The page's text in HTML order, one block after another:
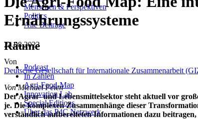
Menschen & Perspektiven
Politics
Alle Beiträge
Räume
Podcast
In Zahlen
Agri-Food-Map
Innovation Lab
Special Editions
Über das P4C Netzwerk
Ernährungssysteme
24.08.2023
Von
Deutsche Gesellschaft für Internationale Zusammenarbeit
Von Michael Feien
Der Agrar- und Lebensmittelsektor steht aktuell vor
je. Die komplexen Zusammenhänge dieser
verständlich aufbereiteten Informationen dazu